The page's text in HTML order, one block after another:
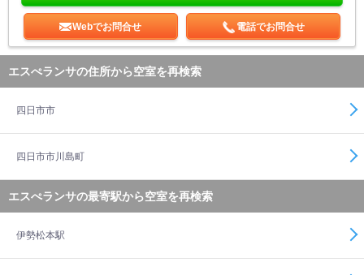
Webでお問合せ 電話でお問合せ
エスぺランサの住所から空室を再検索
四日市市
四日市市川島町
エスぺランサの最寄駅から空室を再検索
伊勢松本駅